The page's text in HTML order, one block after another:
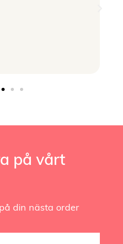
på vårt
din nästa order